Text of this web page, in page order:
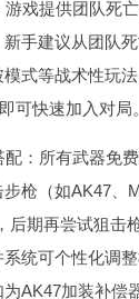
游戏提供团队死
手建议从团队
式等战术性玩
可快速加入对局。
：所有武器免
枪（如AK47、
后期再尝试狙击
系统可个性化调
AK47加装补偿